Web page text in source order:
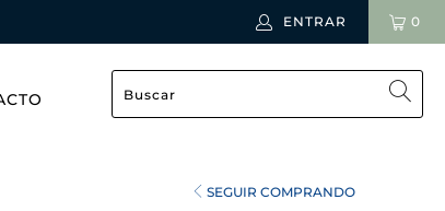
ENTRAR 0
SEGUIR COMPRANDO